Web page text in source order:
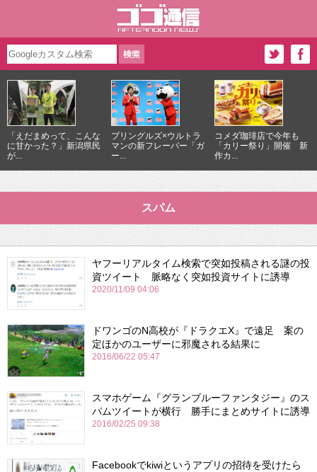
「えだまめって、こんな
に甘かった？」新潟県民
が...
プリングルズ×ウルトラ
マンの新フレーバー「ガ
ー...
コメダ珈琲店で今年も
「カリー祭り」開催 新
作カ...
スパム
ヤフーリアルタイム検索で突如投稿される謎の投
資ツイート 脈略なく突如投資サイトに誘導
2020/11/09 04:06
ドワンゴのN高校が『ドラクエX』で遠足 案の
定ほかのユーザーに邪魔される結果に
2016/06/22 05:47
スマホゲーム『グランブルーファンタジー』のス
パムツイートが横行 勝手にまとめサイトに誘導
2016/02/25 09:38
Facebookでkiwiというアプリの招待を受けたら